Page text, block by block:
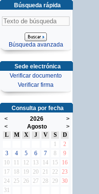
Búsqueda rápida
Búsqueda avanzada
Sede electrónica
Verificar documento
Verificar firma
Consulta por fecha
<
2026
>
<
Agosto
>
L
M X J V S
D
1
2
3
4 5 6 7 8
9
10
11 12 13 14 15
16
17
18 19 20 21 22
23
24
25 26 27 28 29 30
31